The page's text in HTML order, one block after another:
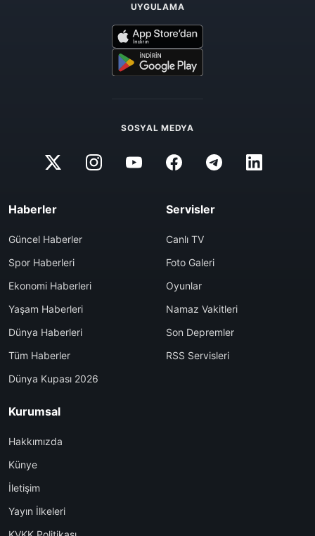
UYGULAMA
SOSYAL MEDYA
Haberler
Güncel Haberler
Spor Haberleri
Ekonomi Haberleri
Yaşam Haberleri
Dünya Haberleri
Tüm Haberler
Dünya Kupası 2026
Servisler
Canlı TV
Foto Galeri
Oyunlar
Namaz Vakitleri
Son Depremler
RSS Servisleri
Kurumsal
Hakkımızda
Künye
İletişim
Yayın İlkeleri